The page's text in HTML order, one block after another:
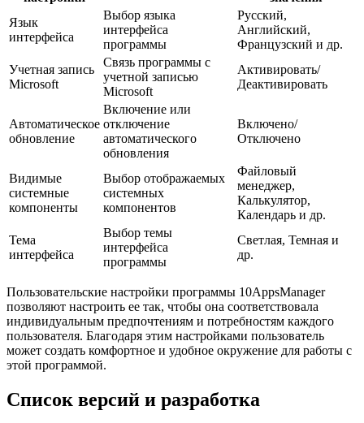
Язык
интерфейса
Выбор языка
интерфейса
программы
Русский,
Английский,
Французский и др.
Учетная запись
Microsoft
Связь программы с
учетной записью
Microsoft
Активировать/
Деактивировать
Автоматическое
обновление
Включение или
отключение
автоматического
обновления
Включено/
Отключено
Видимые
системные
компоненты
Выбор отображаемых
системных
компонентов
Файловый
менеджер,
Калькулятор,
Календарь и др.
Тема
интерфейса
Выбор темы
интерфейса
программы
Светлая, Темная и
др.
Пользовательские настройки программы 10AppsManager
позволяют настроить ее так, чтобы она соответствовала
индивидуальным предпочтениям и потребностям каждого
пользователя. Благодаря этим настройками пользователь
может создать комфортное и удобное окружение для работы с
этой программой.
Список версий и разработка